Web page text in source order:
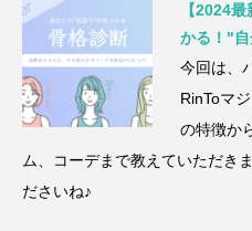
【2024
かる！"自
今回は、
RinToマ
の特徴か
ム、コーデまで教えていただき
ださいね♪